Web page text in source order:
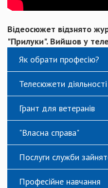
Відеосюжет відзнято
"Прилуки". Вийшов у
Як обрати професію?
Телесюжети
Грант для ветеранів
"Власна справа"
Послуги служби
Професійне навчання